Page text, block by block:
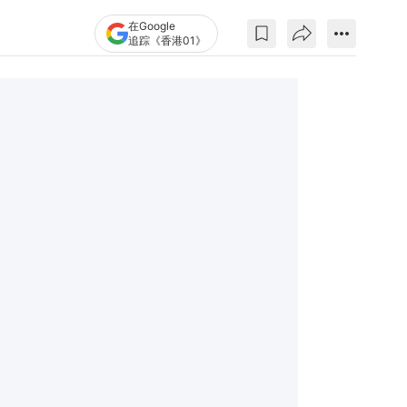
在Google
追踪《香港01》